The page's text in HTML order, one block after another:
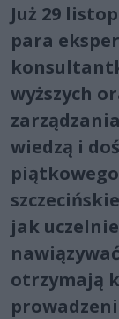
Już 29
para
wyższych
wiedzą i
jak
otrzymają